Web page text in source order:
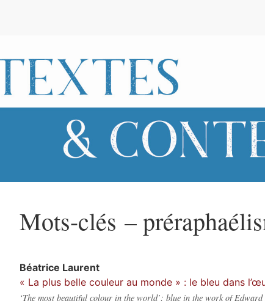
Mots-clés –
Béatrice Laurent
« La plus belle couleur au monde » : le bleu dans
‘The most beautiful colour in the world’: blue in the work of Edward